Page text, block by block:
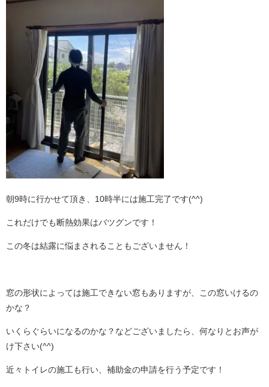
朝9時に行かせて頂き、10時半には施工完了です(^^)
これだけでも断熱効果はバツグンです！
この冬は結露に悩まされることもございません！
窓の形状によっては施工できない窓もありますが、この窓いけるの
かな？
いくらぐらいになるのかな？などございましたら、何なりとお声が
け下さい(^^)
近々トイレの施工も行い、補助金の申請を行う予定です！